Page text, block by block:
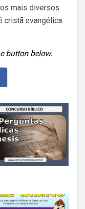
mais diversos
cristã evangélica.
button below.